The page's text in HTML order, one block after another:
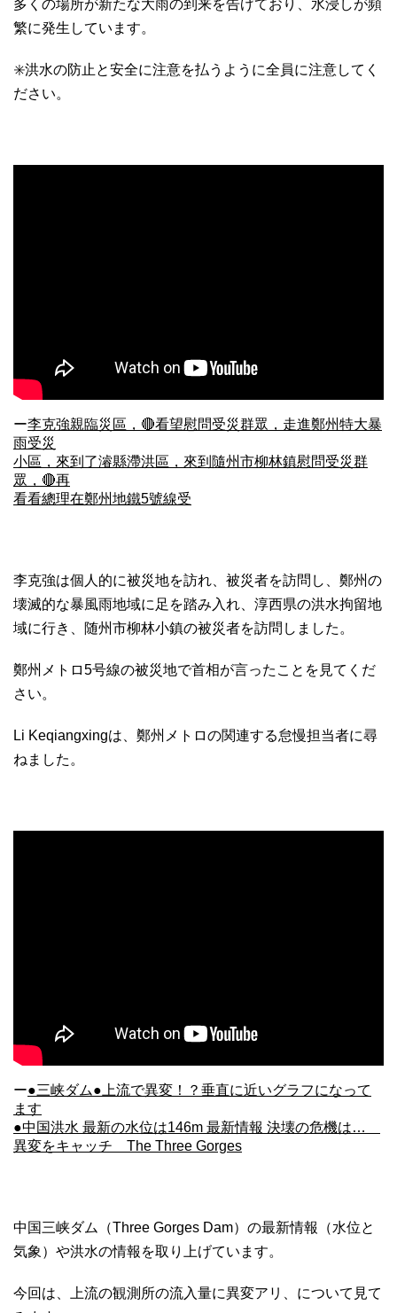
多くの場所が新たな大雨の到来を告げており、水浸しが頻
繁に発生しています。
✳️洪水の防止と安全に注意を払うように全員に注意してく
ださい。
ー李克強親臨災區，🔴看望慰問受災群眾，走進鄭州特大暴
雨受災
小區，來到了濬縣滯洪區，來到隨州市柳林鎮慰問受災群
眾，🔴再
看看總理在鄭州地鐵5號線受
李克強は個人的に被災地を訪れ、被災者を訪問し、鄭州の
壊滅的な暴風雨地域に足を踏み入れ、淳西県の洪水拘留地
域に行き、随州市柳林小鎮の被災者を訪問しました。
鄭州メトロ5号線の被災地で首相が言ったことを見てくだ
さい。
Li Keqiangxingは、鄭州メトロの関連する怠慢担当者に尋
ねました。
ー●三峡ダム●上流で異変！？垂直に近いグラフになって
ます
●中国洪水 最新の水位は146m 最新情報 決壊の危機は…
異変をキャッチ The Three Gorges
中国三峡ダム（Three Gorges Dam）の最新情報（水位と
気象）や洪水の情報を取り上げています。
今回は、上流の観測所の流入量に異変アリ、について見て